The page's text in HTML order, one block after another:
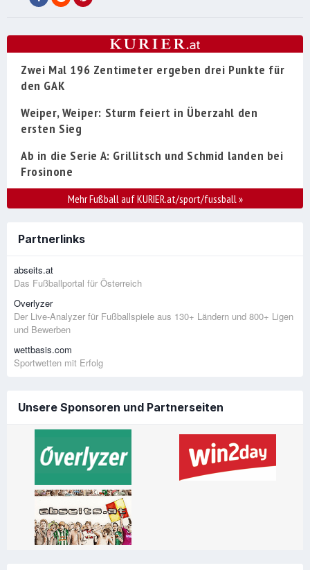
Zwei Mal 196 Zentimeter ergeben drei Punkte für
den GAK
Weiper, Weiper: Sturm feiert in Überzahl den
ersten Sieg
Ab in die Serie A: Grillitsch und Schmid landen bei
Frosinone
Mehr Fußball auf KURIER.at/sport/fussball»
Partnerlinks
abseits.at
Das Fußballportal für Österreich
Overlyzer
Der Live-Analyzer für Fußballspiele aus 130+ Ländern und 800+ Ligen
und Bewerben
wettbasis.com
Sportwetten mit Erfolg
Unsere Sponsoren und Partnerseiten